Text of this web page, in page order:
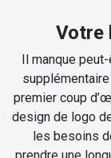
Votre
Il manque
premier coup
design de logo
les besoins